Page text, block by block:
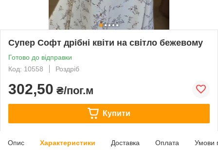
Супер Софт дрібні квіти на світло бежевому
Готово до відправки
Код: 10558
Роздріб
302,50 ₴/пог.м
Купити
Опис Характеристики Доставка Оплата Умови